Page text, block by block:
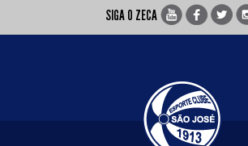
SIGA O ZECA